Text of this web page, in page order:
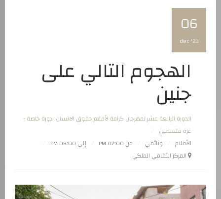
06
dec '23
الهجوم التالي على
جنين
الدورة الرابعة عشر لمهرجان كرامة لأفلام حقوق الانسان: دورة خاصة -
غزة فلسطين
الأفلام
وثائقي من 07:00 PM
إلى 08:00 PM
المركز الثقافي الملكي